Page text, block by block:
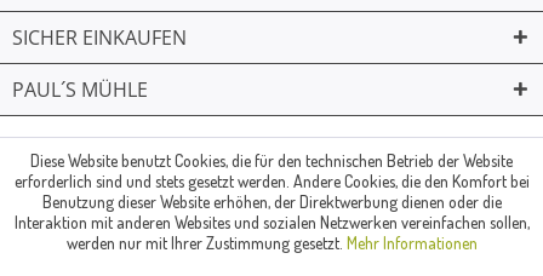
SICHER EINKAUFEN
PAUL´S MÜHLE
© Paul's Mühle | Inhaber: Christof Paul e.K. | Westring 2 | 45659
Recklinghausen
Fax: 02361 -28831 | E-Mail: info@pauls-muehle.de
Diese Website benutzt Cookies, die für den technischen Betrieb der Website
erforderlich sind und stets gesetzt werden. Andere Cookies, die den Komfort bei
Benutzung dieser Website erhöhen, der Direktwerbung dienen oder die
Interaktion mit anderen Websites und sozialen Netzwerken vereinfachen sollen,
werden nur mit Ihrer Zustimmung gesetzt. Mehr Informationen